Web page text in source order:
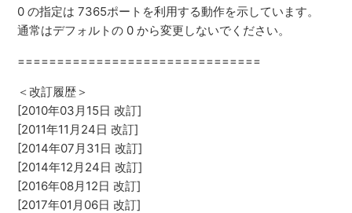
0 の指定は 7365ポートを利用する動作を示しています。
通常はデフォルトの 0 から変更しないでください。
===============================
＜改訂履歴＞
[2010年03月15日 改訂]
[2011年11月24日 改訂]
[2014年07月31日 改訂]
[2014年12月24日 改訂]
[2016年08月12日 改訂]
[2017年01月06日 改訂]